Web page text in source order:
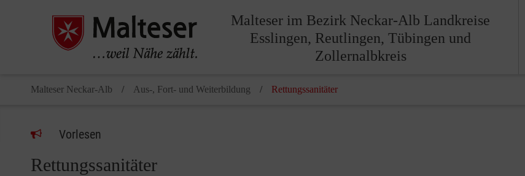
Malteser im Bezirk Neckar-Alb Landkreise
Esslingen, Reutlingen, Tübingen und
Zollernalbkreis
Malteser Neckar-Alb Aus-, Fort- und Weiterbildung Rettungssanitäter
Vorlesen
Rettungssanitäter